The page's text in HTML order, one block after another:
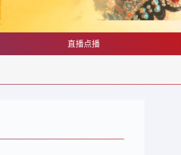
直播点播